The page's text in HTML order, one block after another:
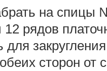
на спицы
рядов
для
сторон от